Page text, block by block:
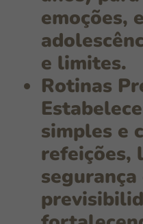
emoções,
e limites.
Rotinas
simples e
refeições,
segurança